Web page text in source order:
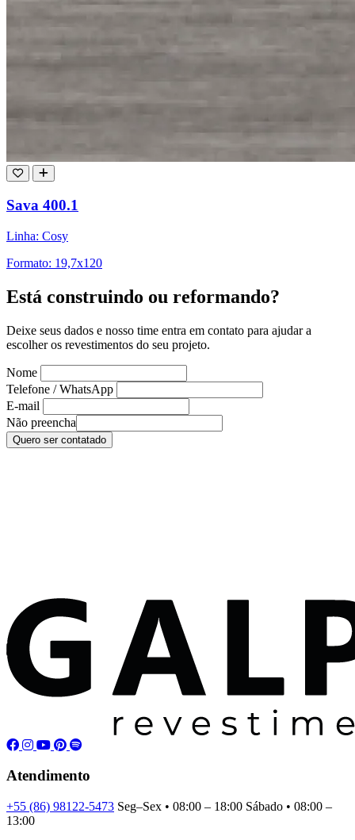
Sava 400.1
Linha: Cosy
Formato: 19,7x120
Está construindo ou reformando?
Deixe seus dados e nosso time entra em contato para ajudar a
escolher os revestimentos do seu projeto.
Nome
Telefone / WhatsApp
E-mail
Não preencha
Quero ser contatado
Atendimento
+55 (86) 98122-5473 Seg–Sex • 08:00 – 18:00 Sábado • 08:00 –
13:00